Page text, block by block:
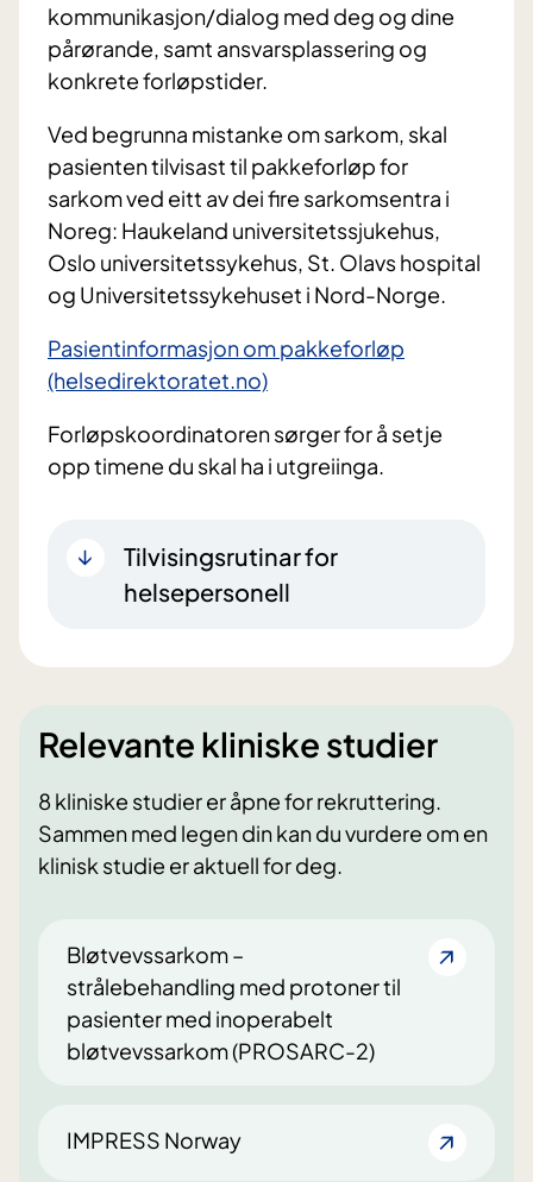
kommunikasjon/dialog med deg og dine
pårørande, samt ansvarsplassering og
konkrete forløpstider.
Ved begrunna mistanke om sarkom, skal
pasienten tilvisast til pakkeforløp for
sarkom ved eitt av dei fire sarkomsentra i
Noreg: Haukeland universitetssjukehus,
Oslo universitetssykehus, St. Olavs hospital
og Universitetssykehuset i Nord-Norge.
Pasientinformasjon om pakkeforløp
(helsedirektoratet.no)
Forløpskoordinatoren sørger for å setje
opp timene du skal ha i utgreiinga.
Tilvisingsrutinar for
helsepersonell
Relevante kliniske studier
8 kliniske studier er åpne for rekruttering.
Sammen med legen din kan du vurdere om en
klinisk studie er aktuell for deg.
Bløtvevssarkom –
strålebehandling med protoner til
pasienter med inoperabelt
bløtvevssarkom (PROSARC-2)
IMPRESS Norway